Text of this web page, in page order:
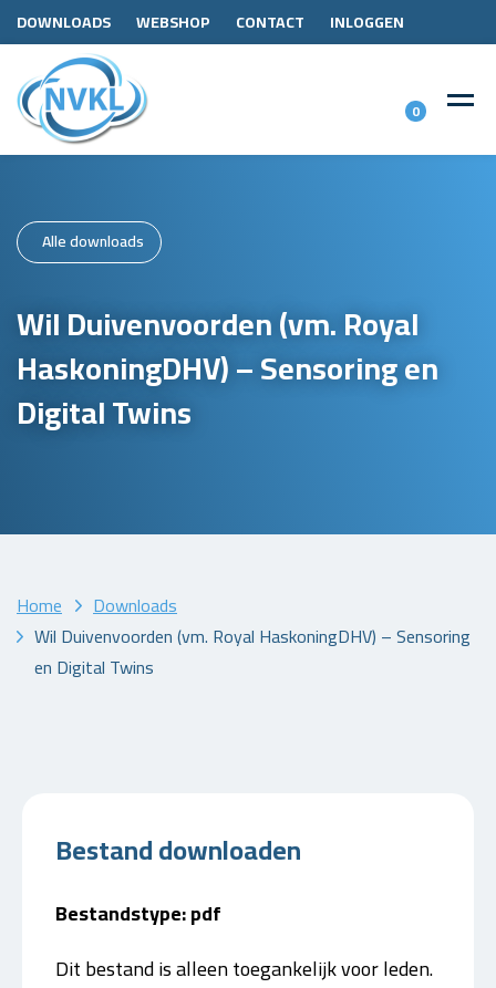
DOWNLOADS WEBSHOP CONTACT INLOGGEN
0
Alle downloads
Wil Duivenvoorden (vm. Royal
HaskoningDHV) – Sensoring en
Digital Twins
Home
Downloads
Wil Duivenvoorden (vm. Royal HaskoningDHV) – Sensoring
en Digital Twins
Bestand downloaden
Bestandstype: pdf
Dit bestand is alleen toegankelijk voor leden.